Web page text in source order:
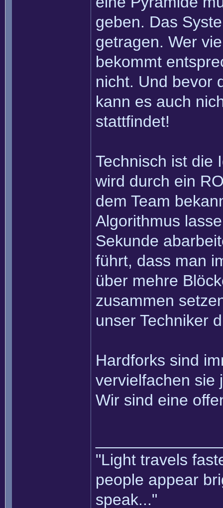
geben. Das
getragen. Wer
bekommt
nicht. Und bevor
kann es auch
stattfindet!
Technisch ist die
wird durch ein
dem Team
Algorithmus
Sekunde
führt, dass man
über mehre
zusammen
unser Techniker
Hardforks sind
vervielfachen sie
Wir sind eine
"Light travels
people appear
speak..."